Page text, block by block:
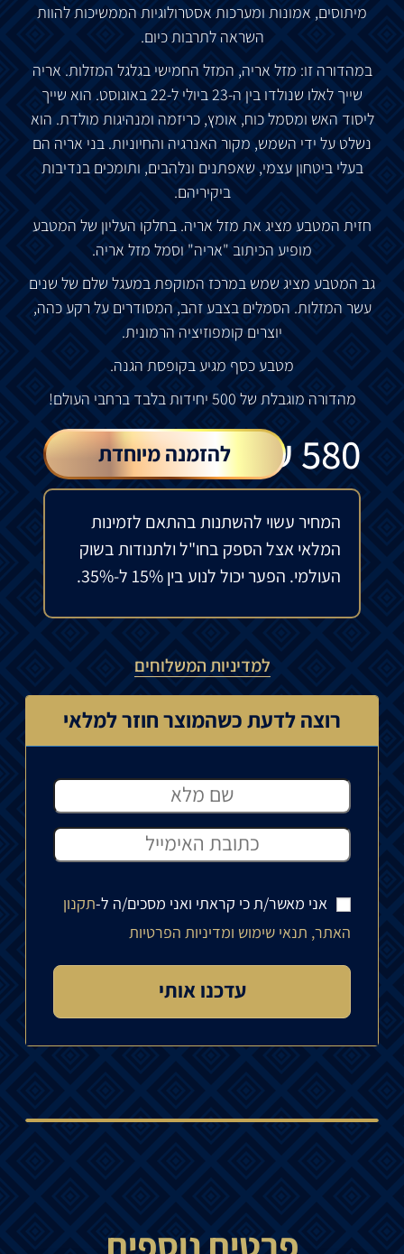
מיתוסים, אמונות ומערכות אסטרולוגיות הממשיכות להוות
השראה לתרבות כיום.
במהדורה זו: מזל אריה, המזל החמישי בגלגל המזלות. אריה
שייך לאלו שנולדו בין ה-23 ביולי ל-22 באוגוסט. הוא שייך
ליסוד האש ומסמל כוח, אומץ, כריזמה ומנהיגות מולדת. הוא
נשלט על ידי השמש, מקור האנרגיה והחיוניות. בני אריה הם
בעלי ביטחון עצמי, שאפתנים ונלהבים, ותומכים בנדיבות
ביקיריהם.
חזית המטבע מציג את מזל אריה. בחלקו העליון של המטבע
מופיע הכיתוב "אריה" וסמל מזל אריה.
גב המטבע מציג שמש במרכז המוקפת במעגל שלם של שנים
עשר המזלות. הסמלים בצבע זהב, המסודרים על רקע כהה,
יוצרים קומפוזיציה הרמונית.
מטבע כסף מגיע בקופסת הגנה.
מהדורה מוגבלת של 500 יחידות בלבד ברחבי העולם!
580
₪ להזמנה מיוחדת
המחיר עשוי להשתנות בהתאם לזמינות
המלאי אצל הספק בחו"ל ולתנודות בשוק
העולמי. הפער יכול לנוע בין 15% ל-35%.
למדיניות המשלוחים
רוצה לדעת כשהמוצר חוזר למלאי
אני מאשר/ת כי קראתי ואני מסכים/ה ל-תקנון
האתר, תנאי שימוש ומדיניות הפרטיות